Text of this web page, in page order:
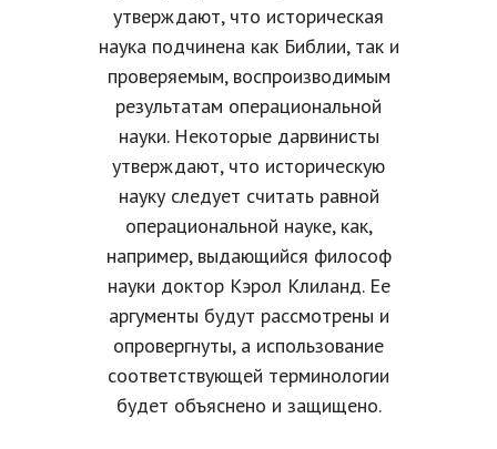
утверждают, что историческая
наука подчинена как Библии, так и
проверяемым, воспроизводимым
результатам операциональной
науки. Некоторые дарвинисты
утверждают, что историческую
науку следует считать равной
операциональной науке, как,
например, выдающийся философ
науки доктор Кэрол Клиланд. Ее
аргументы будут рассмотрены и
опровергнуты, а использование
соответствующей терминологии
будет объяснено и защищено.